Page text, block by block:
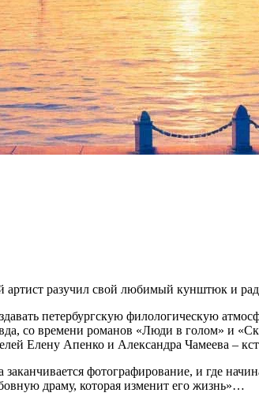
из карманов
разучил свой любимый кунштюк и
петербургскую филологическую
со времени романов «Люди в голом» и
Елену Апенко и Александра Чамеева –
фотографирование, и где
драму, которая изменит его жизнь»…